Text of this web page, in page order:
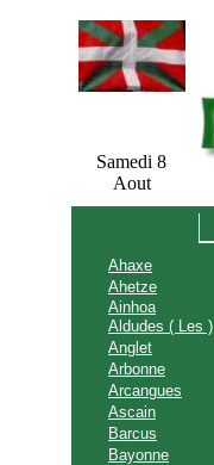
Samedi 8
Aout
Ahaxe
Ahetze
Ainhoa
Aldudes ( Les )
Anglet
Arbonne
Arcangues
Ascain
Barcus
Bayonne